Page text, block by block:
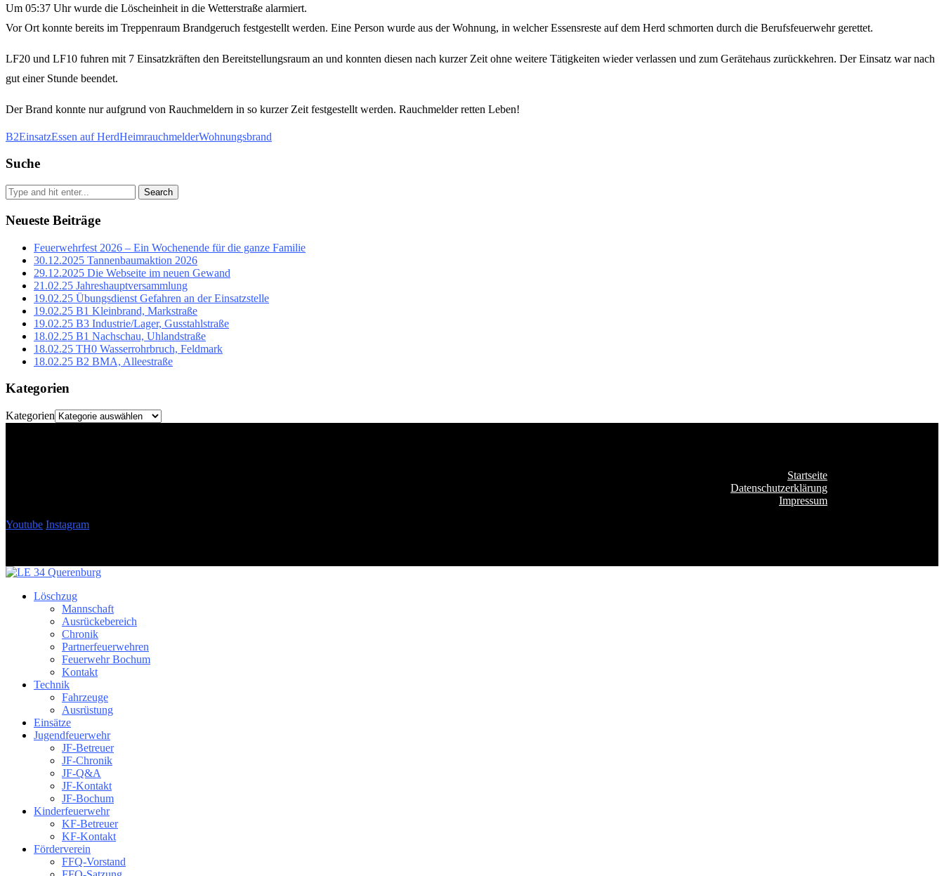
Um 05:37 Uhr wurde die Löscheinheit in die Wetterstraße alarmiert.
Vor Ort konnte bereits im Treppenraum Brandgeruch festgestellt werden. Eine Person wurde aus der Wohnung, in welcher Essensreste auf dem Herd schmorten durch die Berufsfeuerwehr gerettet.
LF20 und LF10 fuhren mit 7 Einsatzkräften den Bereitstellungsraum an und konnten diesen nach kurzer Zeit ohne weitere Tätigkeiten wieder verlassen und zum Gerätehaus zurückkehren. Der Einsatz war nach
gut einer Stunde beendet.
Der Brand konnte nur aufgrund von Rauchmeldern in so kurzer Zeit festgestellt werden. Rauchmelder retten Leben!
B2EinsatzEssen auf HerdHeimrauchmelderWohnungsbrand
Suche
Search
Neueste Beiträge
Feuerwehrfest 2026 – Ein Wochenende für die ganze Familie
30.12.2025 Tannenbaumaktion 2026
29.12.2025 Die Webseite im neuen Gewand
21.02.25 Jahreshauptversammlung
19.02.25 Übungsdienst Gefahren an der Einsatzstelle
19.02.25 B1 Kleinbrand, Markstraße
19.02.25 B3 Industrie/Lager, Gusstahlstraße
18.02.25 B1 Nachschau, Uhlandstraße
18.02.25 TH0 Wasserrohrbruch, Feldmark
18.02.25 B2 BMA, Alleestraße
Kategorien
Kategorien
Startseite
Datenschutzerklärung
Impressum
Youtube Instagram
Löschzug
Mannschaft
Ausrückebereich
Chronik
Partnerfeuerwehren
Feuerwehr Bochum
Kontakt
Technik
Fahrzeuge
Ausrüstung
Einsätze
Jugendfeuerwehr
JF-Betreuer
JF-Chronik
JF-Q&A
JF-Kontakt
JF-Bochum
Kinderfeuerwehr
KF-Betreuer
KF-Kontakt
Förderverein
FFQ-Vorstand